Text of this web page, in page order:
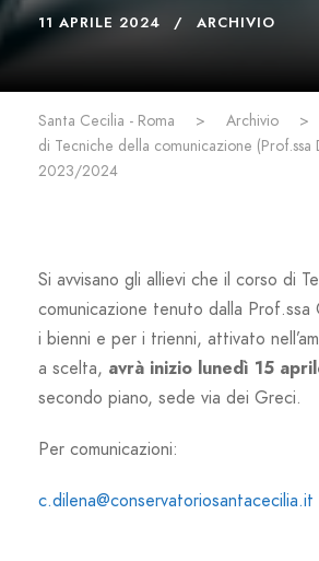
11 APRILE 2024 ARCHIVIO
Santa Cecilia - Roma > Archivio >
di Tecniche della comunicazione (Prof.ssa
2023/2024
Si avvisano gli allievi che il corso di
comunicazione tenuto dalla Prof.ssa
i bienni e per i trienni, attivato
a scelta, avrà inizio lunedì 15
secondo piano, sede via dei Greci.
Per comunicazioni:
c.dilena@conservatoriosantacecilia.it